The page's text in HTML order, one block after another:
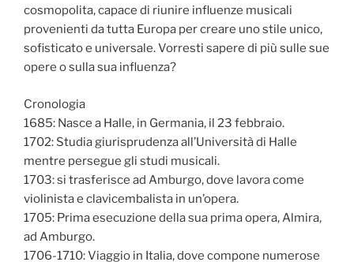
cosmopolita, capace di riunire influenze musicali
provenienti da tutta Europa per creare uno stile unico,
sofisticato e universale. Vorresti sapere di più sulle sue
opere o sulla sua influenza?
Cronologia
1685: Nasce a Halle, in Germania, il 23 febbraio.
1702: Studia giurisprudenza all’Università di Halle
mentre persegue gli studi musicali.
1703: si trasferisce ad Amburgo, dove lavora come
violinista e clavicembalista in un’opera.
1705: Prima esecuzione della sua prima opera, Almira,
ad Amburgo.
1706-1710: Viaggio in Italia, dove compone numerose